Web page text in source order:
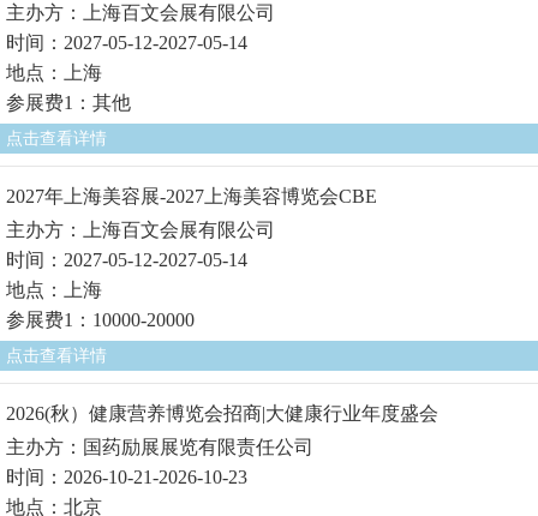
主办方：上海百文会展有限公司
时间：2027-05-12-2027-05-14
地点：上海
参展费1：其他
点击查看详情
2027年上海美容展-2027上海美容博览会CBE
主办方：上海百文会展有限公司
时间：2027-05-12-2027-05-14
地点：上海
参展费1：10000-20000
点击查看详情
2026(秋）健康营养博览会招商|大健康行业年度盛会
主办方：国药励展展览有限责任公司
时间：2026-10-21-2026-10-23
地点：北京